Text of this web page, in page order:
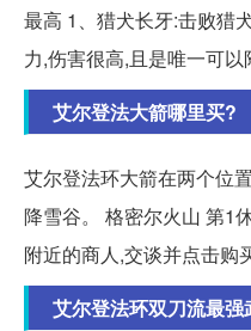
最高 1、猎犬长牙:击败猎
力,伤害很高,且是唯一可以
艾尔登法大箭哪里买?
艾尔登法环大箭在两个位
降雪谷。 格密尔火山 第1
附近的商人,交谈并点击购
艾尔登法环双刀流最强